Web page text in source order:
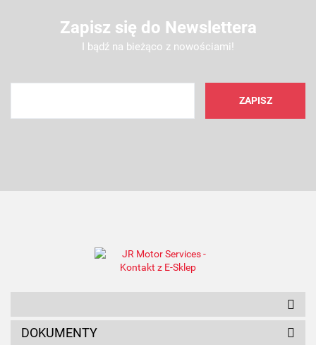
Zapisz się do Newslettera
I bądź na bieżąco z nowościami!
DOKUMENTY